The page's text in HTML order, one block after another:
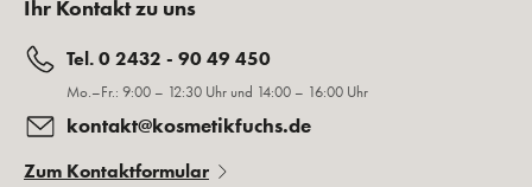
Ihr Kontakt zu uns
Tel. 0 2432 - 90 49 450
Mo.–Fr.: 9:00 – 12:30 Uhr und 14:00 – 16:00 Uhr
kontakt@kosmetikfuchs.de
Zum Kontaktformular